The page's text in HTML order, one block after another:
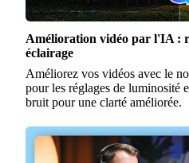
Amélioration vidéo par l'IA :
éclairage
Améliorez vos vidéos avec le
pour les réglages de luminosité
bruit pour une clarté améliorée.